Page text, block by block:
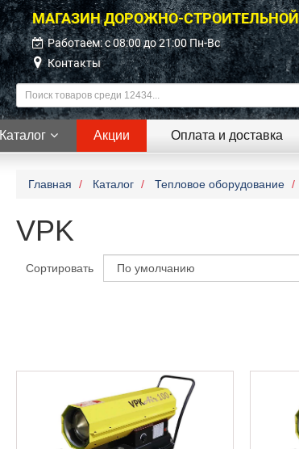
МАГАЗИН ДОРОЖНО-
Работаем: c 08:00 до 21:00 Пн-Вс
Контакты
Каталог Акции Оплата и доставка
Главная Каталог Тепловое оборудование
VPK
Сортировать